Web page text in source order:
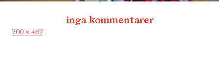
inga kommentarer
Full
700 × 467